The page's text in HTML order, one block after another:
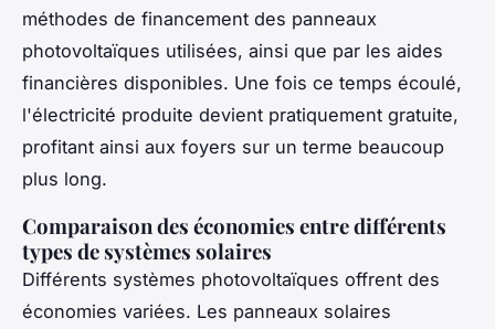
méthodes de financement des panneaux
photovoltaïques utilisées, ainsi que par les aides
financières disponibles. Une fois ce temps écoulé,
l'électricité produite devient pratiquement gratuite,
profitant ainsi aux foyers sur un terme beaucoup
plus long.
Comparaison des économies entre différents
types de systèmes solaires
Différents systèmes photovoltaïques offrent des
économies variées. Les panneaux solaires